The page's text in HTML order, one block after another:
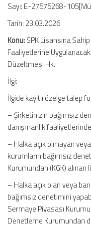
Sayı: E-27575268-
Tarih: 23.03.2026
Konu:SPK Lisansına
Faaliyetlerine
Düzeltmesi Hk.
İlgi:
İlgide kayıtlı özelge talep
– Şirketinizin bağımsız
danışmanlık
– Halka açık olmayan
kurumların bağımsız
Kurumundan (KGK)
– Halka açık olan veya
bağımsız denetimini
Sermaye Piyasası
Denetleme Kurumundan